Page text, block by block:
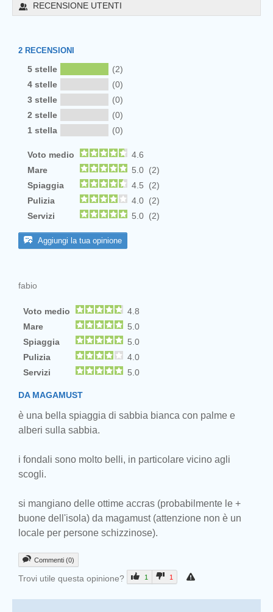
RECENSIONE UTENTI
2 RECENSIONI
5 stelle
(2)
4 stelle
(0)
3 stelle
(0)
2 stelle
(0)
1 stella
(0)
Voto medio
4.6
Mare
5.0 (2)
Spiaggia
4.5 (2)
Pulizia
4.0 (2)
Servizi
5.0 (2)
Aggiungi la tua opinione
fabio
Voto medio
4.8
Mare
5.0
Spiaggia
5.0
Pulizia
4.0
Servizi
5.0
DA MAGAMUST
è una bella spiaggia di sabbia bianca con palme e
alberi sulla sabbia.
i fondali sono molto belli, in particolare vicino agli
scogli.
si mangiano delle ottime accras (probabilmente le +
buone dell'isola) da magamust (attenzione non è un
locale per persone schizzinose).
Commenti (0)
Trovi utile questa opinione? 1 1